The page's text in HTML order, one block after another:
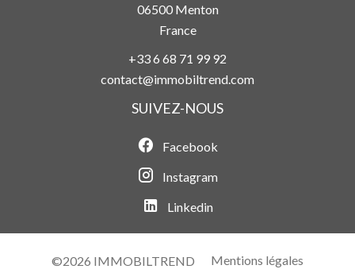
06500Menton
France
+33 6 68 71 99 92
contact@immobiltrend.com
SUIVEZ-NOUS
Facebook
Instagram
Linkedin
©2026 IMMOBILTREND Mentions légales